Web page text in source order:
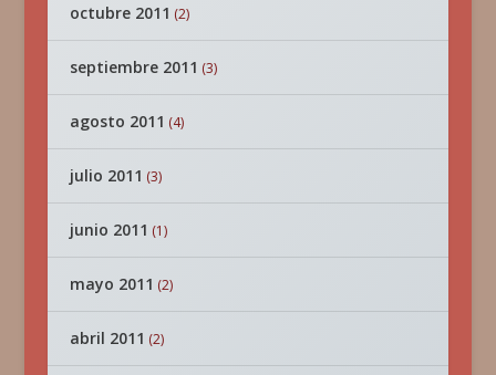
octubre 2011 (2)
septiembre 2011 (3)
agosto 2011 (4)
julio 2011 (3)
junio 2011 (1)
mayo 2011 (2)
abril 2011 (2)